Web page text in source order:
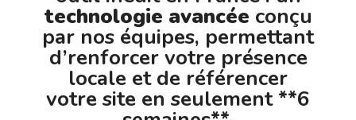
technologie avancée conçu
par nos équipes, permettant
d’renforcer votre présence
locale et de référencer
votre site en seulement **6